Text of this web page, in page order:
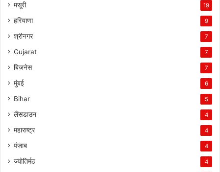
मसूरी 19
हरियाणा 9
श्रीनगर 7
Gujarat 7
बिजनेस 7
मुंबई 6
Bihar 5
लैंसडाउन 4
महाराष्ट्र 4
पंजाब 4
ज्योतिर्मठ 4